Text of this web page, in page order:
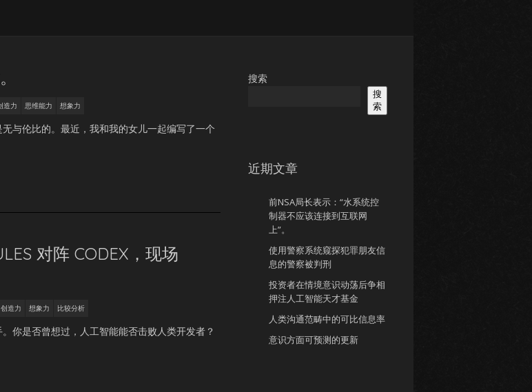
造力 思维能力 想象力
与伦比的。最近，我和我的女儿一起编写了一个
对阵 CODEX，现场
创造力 想象力 比较分析
你是否曾想过，人工智能能否击败人类开发者？
搜索
搜
索
近期文章
前NSA局长表示：“水系统控
制器不应该连接到互联网
上”。
使用警察系统窥探犯罪朋友信
息的警察被判刑
投资者在情境意识动荡后争相
押注人工智能天才基金
人类沟通范畴中的可比信息率
意识方面可预测的更新